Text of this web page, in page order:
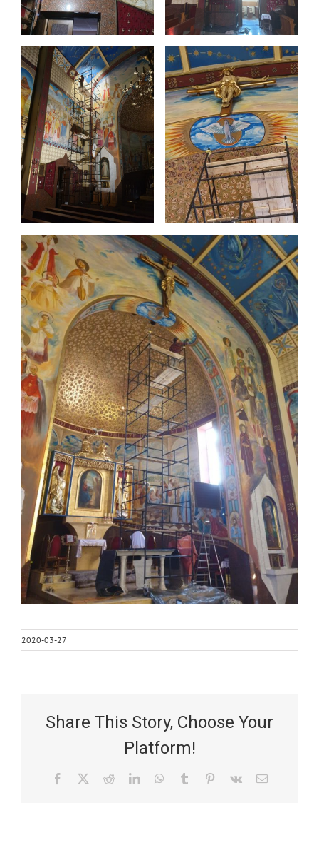
2020-03-27
Share This Story, Choose Your
Platform!
Facebook RedditLinkedInWhatsApp
Tumblr Pinterest
Vk Email